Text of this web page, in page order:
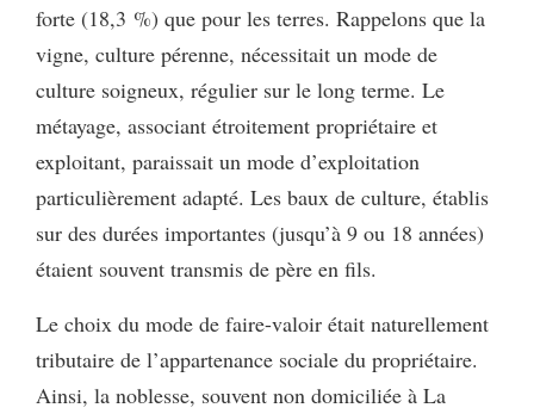
forte (18,3 %) que pour les terres. Rappelons que la
vigne, culture pérenne, nécessitait un mode de
culture soigneux, régulier sur le long terme. Le
métayage, associant étroitement propriétaire et
exploitant, paraissait un mode d’exploitation
particulièrement adapté. Les baux de culture, établis
sur des durées importantes (jusqu’à 9 ou 18 années)
étaient souvent transmis de père en fils.
Le choix du mode de faire-valoir était naturellement
tributaire de l’appartenance sociale du propriétaire.
Ainsi, la noblesse, souvent non domiciliée à La